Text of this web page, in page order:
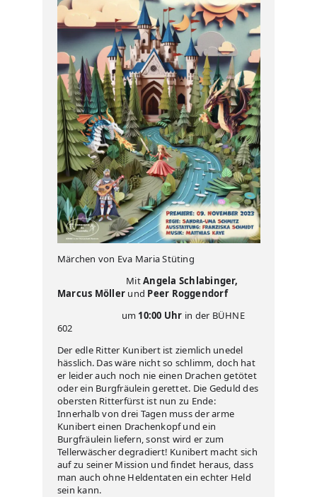
Märchen von Eva Maria Stüting
MitAngela Schlabinger,
Marcus Möller und Peer Roggendorf
um 10:00 Uhr in der BÜHNE
602
Der edle Ritter Kunibert ist ziemlich unedel
hässlich. Das wäre nicht so schlimm, doch hat
er leider auch noch nie einen Drachen getötet
oder ein Burgfräulein gerettet. Die Geduld des
obersten Ritterfürst ist nun zu Ende:
Innerhalb von drei Tagen muss der arme
Kunibert einen Drachenkopf und ein
Burgfräulein liefern, sonst wird er zum
Tellerwäscher degradiert! Kunibert macht sich
auf zu seiner Mission und findet heraus, dass
man auch ohne Heldentaten ein echter Held
sein kann.